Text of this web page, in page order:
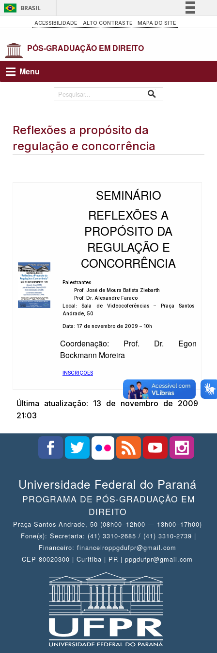
BRASIL
Simplifique!
Participe
Legislação
Canais
ACESSIBILIDADE ALTO CONTRASTE MAPA DO SITE
Menu
Reflexões a propósito da
regulação e concorrência
SEMINÁRIO
REFLEXÕES A
PROPÓSITO DA
REGULAÇÃO E
CONCORRÊNCIA
Palestrantes:
Prof. José de Moura Batista Ziebarth
Prof. Dr. Alexandre Faraco
Local: Sala de Videocoferências – Praça Santos
Andrade, 50
Data: 17 de novembro de 2009 – 10h
Coordenação: Prof. Dr. Egon
Bockmann Moreira
INSCRIÇÕES
Última atualização: 13 de novembro de 2009
21:03
Universidade Federal do Paraná
PROGRAMA DE PÓS-GRADUAÇÃO EM
DIREITO
Praça Santos Andrade, 50 (08h00–12h00 — 13h00–17h00)
Fone(s): Secretaria: (41) 3310-2685 / (41) 3310-2739 |
Financeiro: financeiroppgdufpr@gmail.com
CEP 80020300 | Curitiba | PR | ppgdufpr@gmail.com